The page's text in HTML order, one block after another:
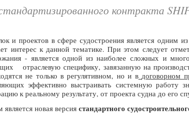
контракта
и проектов в сфере судостроения является
интерес к данной тематике. При этом следует
- является одной из наиболее сложных и
отраслевую специфику, завязанную на
не только в регулятивном, но и в договорном
эффективно выстраивать системную работу
к реальному результату, от проекта судна до его
новая версия стандартного